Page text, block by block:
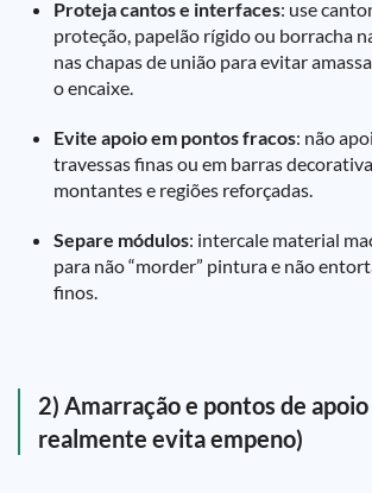
Proteja cantos e interfaces: use
proteção, papelão rígido ou borracha
nas chapas de união para evitar
o encaixe.
Evite apoio em pontos fracos: não
travessas finas ou em barras
montantes e regiões reforçadas.
Separe módulos: intercale material
para não “morder” pintura e não
finos.
2) Amarração e pontos de apoio
realmente evita empeno)